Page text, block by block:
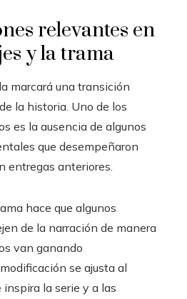
relevantes en
y la trama
marcará una transición
la historia. Uno de los
es la ausencia de algunos
que desempeñaron
entregas anteriores.
hace que algunos
de la narración de manera
van ganando
se ajusta al
la serie y a las